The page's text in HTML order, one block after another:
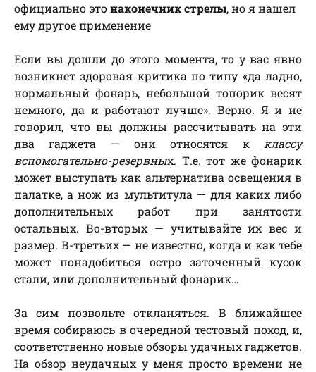
официально этонаконечник стрелы, но я нашел
ему другое применение
Если вы дошли до этого момента, то у вас явно
возникнет здоровая критика по типу «да ладно,
нормальный фонарь, небольшой топорик весят
немного, да и работают лучше». Верно. Я и не
говорил, что вы должны рассчитывать на эти
два гаджета — они относятся к классу
вспомогательно-резервных. Т.е. тот же фонарик
может выступать как альтернатива освещения в
палатке, а нож из мультитула — для каких либо
дополнительных работ при занятости
остальных. Во-вторых — учитывайте их вес и
размер. В-третьих — не известно, когда и как тебе
может понадобиться остро заточенный кусок
стали, или дополнительный фонарик…
За сим позвольте откланяться. В ближайшее
время собираюсь в очередной тестовый поход, и,
соответственно новые обзоры удачных гаджетов.
На обзор неудачных у меня просто времени не